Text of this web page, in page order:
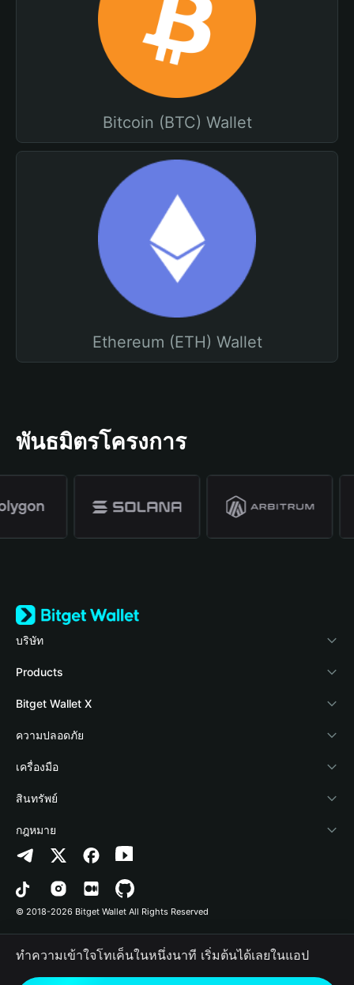
Bitcoin (BTC) Wallet
Ethereum (ETH) Wallet
พันธมิตรโครงการ
บริษัท
เกี่ยวกับ Bitget Wallet
Blog
Academy
ข่าวสารด้านคริปโต
ศูนย์ช่วยเหลือ
ติดต่อเรา
ทรัพยากรข้อมูลของแบรนด์
อาชีพ
Products
Crypto Card
Stablecoin Earn
Payfi Crypto
Crypto Swap API
Altcoin Season Index
Prediction Markets
DApp
RWA
Bitget Wallet X
นักพัฒนา
เชื่อมต่อ Wallet
Bitget Wallet Pay
ลิสต์โปรเจกต์
ความปลอดภัย
Protection Fund
เทคโนโลยีความปลอดภัย
เครื่องมือ
ซื้อคริปโต
การตรวจจับการอนุญาต
การตรวจจับสัญญา
การโอนเป็นชุด
สินทรัพย์
Arbitrum
Avalanche
Bitcoin
Polygon
กฎหมาย
นโยบายความเป็นส่วนตัว
ข้อตกลงในการใช้บริการ
© 2018-2026 Bitget Wallet All Rights Reserved
ทำความเข้าใจโทเค็นในหนึ่งนาที เริ่มต้นได้เลยในแอป